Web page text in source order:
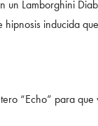
un Lamborghini
hipnosis inducida
“Echo” para